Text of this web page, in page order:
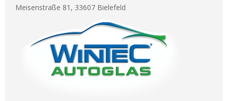
Meisenstraße 81 , 33607 Bielefeld